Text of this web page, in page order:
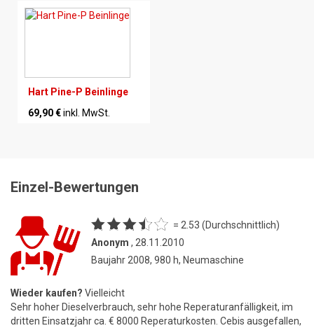
Hart Pine-P Beinlinge
69,90 €inkl. MwSt.
Einzel-Bewertungen
= 2.53 (Durchschnittlich)
Anonym , 28.11.2010
Baujahr 2008, 980 h, Neumaschine
Wieder kaufen? Vielleicht
Sehr hoher Dieselverbrauch, sehr hohe Reperaturanfälligkeit, im
dritten Einsatzjahr ca. € 8000 Reperaturkosten. Cebis ausgefallen,